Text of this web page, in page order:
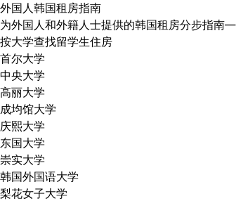
外国人韩国租房指南
为外国人和外籍人士提供的韩国租房分步指南
按大学查找留学生住房
首尔大学
中央大学
高丽大学
成均馆大学
庆熙大学
东国大学
崇实大学
韩国外国语大学
梨花女子大学